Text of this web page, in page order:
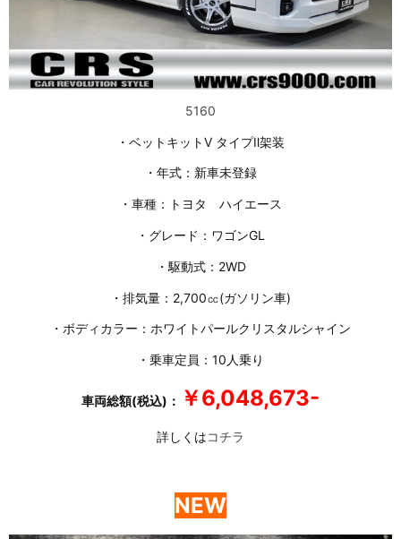
5160
・ベットキットⅤ タイプⅡ架装
・年式：新車未登録
・車種：トヨタ ハイエース
・グレード：ワゴンGL
・駆動式：2WD
・排気量：2,700㏄(ガソリン車)
・ボディカラー：ホワイトパールクリスタルシャイン
・乗車定員：10人乗り
車両総額(税込)： ￥6,048,673-
詳しくはコチラ
NEW